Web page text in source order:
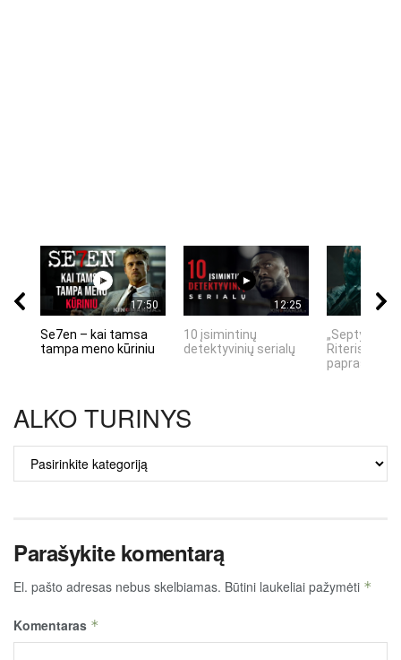
17:50
Se7en – kai tamsa
tampa meno kūriniu
12:25
10 įsimintinų
detektyvinių serialų
„Septynių
Riteris" – kai
ALKO TURINYS
ALKO
TURINYS
Parašykite komentarą
El. pašto adresas nebus skelbiamas. Būtini laukeliai pažymėti *
Komentaras *